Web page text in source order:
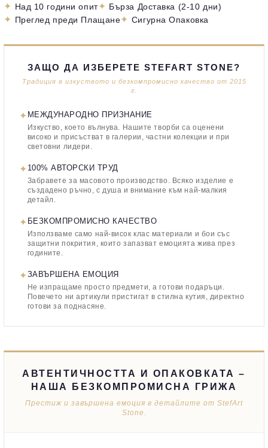
✦ Над 10 години опит✦ Бърза Доставка (2-10 дни)
✦ Преглед преди Плащане✦ Сигурна Опаковка
ЗАЩО ДА ИЗБЕРЕТЕ STEFART STONE?
Традиция в изкуството и безкомпромисно качество от 2015
г.
✦ МЕЖДУНАРОДНО ПРИЗНАНИЕ
Изкуство, което вълнува. Нашите творби са оценени
високо и присъстват в галерии, частни колекции и при
световни лидери.
✦ 100% АВТОРСКИ ТРУД
Забравете за масовото производство. Всяко изделие е
създадено ръчно, с душа и внимание към най-малкия
детайл.
✦ БЕЗКОМПРОМИСНО КАЧЕСТВО
Използваме само най-висок клас материали и бои със
защитни покрития, които запазват емоцията жива през
годините.
✦ЗАВЪРШЕНА ЕМОЦИЯ
Не изпращаме просто предмети, а готови подаръци.
Повечето ни артикули пристигат в стилна кутия, директно
готови за поднасяне.
АВТЕНТИЧНОСТТА И ОПАКОВКАТА –
НАША БЕЗКОМПРОМИСНА ГРИЖА
Престиж и завършена емоция в детайлите от StefArt
Stone.